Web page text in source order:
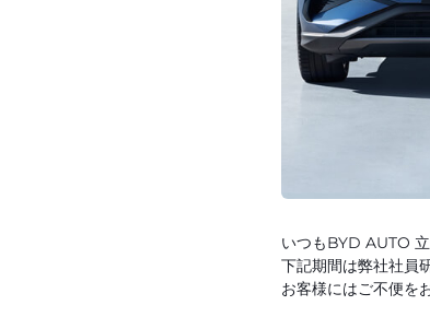
いつもBYD AUTO
下記期間は弊社社員
お客様にはご不便を